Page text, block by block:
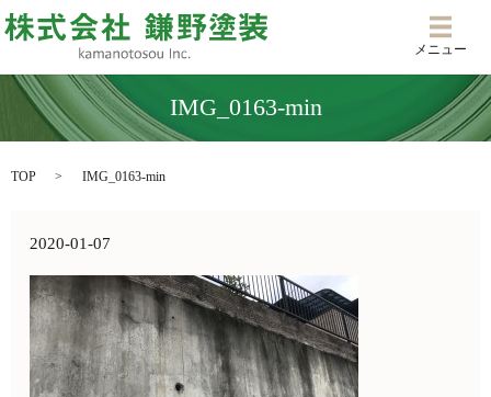
メニ
メニュー
IMG_0163-min
TOP IMG_0163-min
2020-01-07